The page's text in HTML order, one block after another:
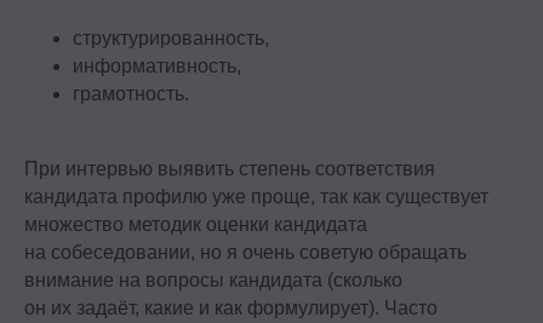
структурированность,
информативность,
грамотность.
При интервью выявить степень соответствия
кандидата профилю уже проще, так как существует
множество методик оценки кандидата
на собеседовании, но я очень советую обращать
внимание на вопросы кандидата (сколько
он их задаёт, какие и как формулирует). Часто